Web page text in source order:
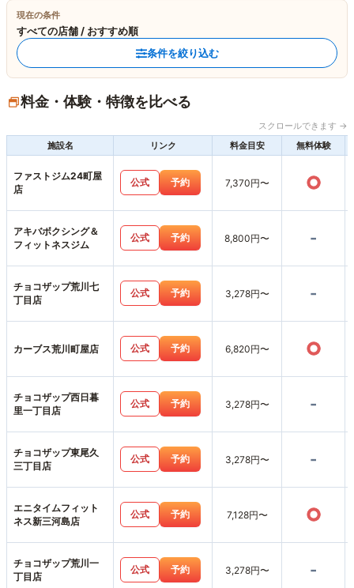
現在の条件
すべての店舗 / おすすめ順
条件を絞り込む
料金・体験・特徴を比べる
スクロールできます →
施設名
リンク 料金目安 無料体験
ファストジム24町屋
店
公式 予約 7,370円〜 ○
アキバボクシング＆
フィットネスジム
公式 予約 8,800円〜 -
チョコザップ荒川七
丁目店
公式 予約 3,278円〜 -
カーブス荒川町屋店 公式 予約 6,820円〜 ○
チョコザップ西日暮
里一丁目店
公式 予約 3,278円〜 -
チョコザップ東尾久
三丁目店
公式 予約 3,278円〜 -
エニタイムフィット
ネス新三河島店
公式 予約 7,128円〜 ○
チョコザップ荒川一
丁目店
公式 予約 3,278円〜 -